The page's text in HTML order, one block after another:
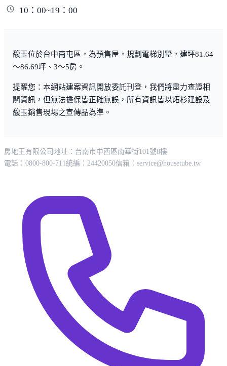
10：00~19：00
馥玉位於台中南屯區，為預售屋，規劃電梯別墅，建坪81.64
～86.69坪、3～5房。
提醒您：本網站建案資訊開放委託刊登，我們將盡力查證相
關資訊，但無法擔保皆正確無誤，所有資訊皆以炻杉建設及
馥玉銷售現場之宣傳品為準。
房地王有限公司 地址：台南市中西區南華街101號8樓
電話：0800-800-711 統編：24420050信箱： service@housetube.tw